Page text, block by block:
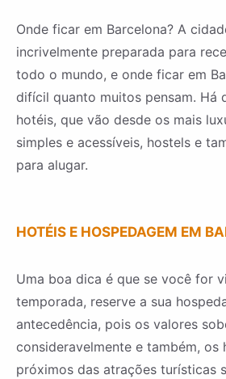
Onde ficar em Barcelona? A
incrivelmente preparada para
todo o mundo, e onde ficar em
difícil quanto muitos pensam. Há
hotéis, que vão desde os mais
simples e acessíveis, hostels e
para alugar.
HOTÉIS E HOSPEDAGEM EM
Uma boa dica é que se você for
temporada, reserve a sua
antecedência, pois os valores
consideravelmente e também, os
próximos das atrações turísticas